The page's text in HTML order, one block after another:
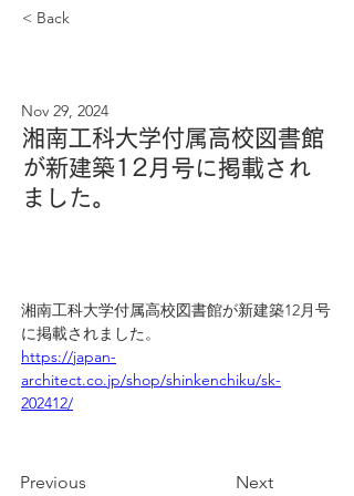
< Back
Nov 29, 2024
湘南工科大学付属高校図書館
が新建築12月号に掲載され
ました。
湘南工科大学付属高校図書館が新建築12月号
に掲載されました。
https://japan-
architect.co.jp/shop/shinkenchiku/sk-
202412/
Previous Next